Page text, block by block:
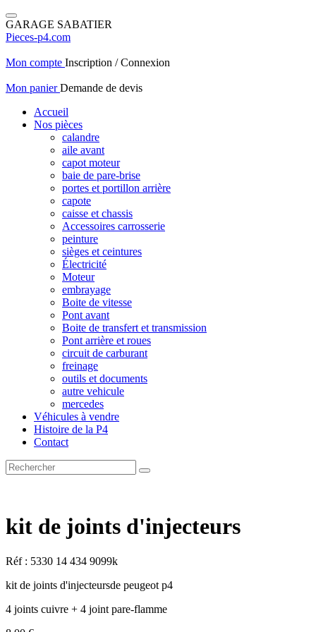
GARAGE SABATIER
Pieces-p4.com
Mon compte Inscription / Connexion
Mon panierDemande de devis
Accueil
Nos pièces
calandre
aile avant
capot moteur
baie de pare-brise
portes et portillon arrière
capote
caisse et chassis
Accessoires carrosserie
peinture
sièges et ceintures
Électricité
Moteur
embrayage
Boite de vitesse
Pont avant
Boite de transfert et transmission
Pont arrière et roues
circuit de carburant
freinage
outils et documents
autre vehicule
mercedes
Véhicules à vendre
Histoire de la P4
Contact
kit de joints d'injecteurs
Réf : 5330 14 434 9099k
kit de joints d'injecteursde peugeot p4
4 joints cuivre + 4 joint pare-flamme